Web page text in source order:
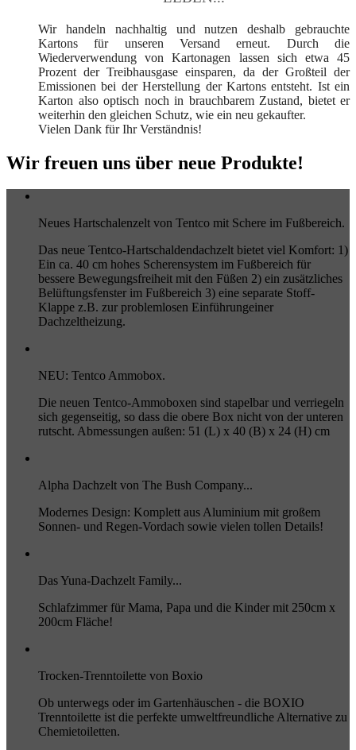
Wir handeln nachhaltig und nutzen deshalb gebrauchte
Kartons für unseren Versand erneut. Durch die
Wiederverwendung von Kartonagen lassen sich etwa 45
Prozent der Treibhausgase einsparen, da der Großteil der
Emissionen bei der Herstellung der Kartons entsteht. Ist ein
Karton also optisch noch in brauchbarem Zustand, bietet er
weiterhin den gleichen Schutz, wie ein neu gekaufter.
Vielen Dank für Ihr Verständnis!
Wir freuen uns über neue Produkte!
Neues Hartschalenzelt von Tentco mit Schere im Fußbereich.
Das neue Tentco-Hartschaldendachzelt bietet viel Komfort: 1)
Ein ca. 40 cm hohes Scherensystem im Fußbereich für
bessere Bewegungsfreiheit mit den Füßen 2) ein zusätzliches
Belüftungsfenster im Fußbereich 3) eine separate Stoff-
Klappe z.B. zur problemlosen Einführungeiner
Dachzeltheizung.
NEU: Tentco Ammobox.
Die neuen Tentco-Ammoboxen sind stapelbar und verriegeln
sich gegenseitig, so dass die obere Box nicht von der unteren
rutscht. Abmessungen außen: 51 (L) x 40 (B) x 24 (H) cm
Alpha Dachzelt von The Bush Company...
Modernes Design: Komplett aus Aluminium mit großem
Sonnen- und Regen-Vordach sowie vielen tollen Details!
Das Yuna-Dachzelt Family...
Schlafzimmer für Mama, Papa und die Kinder mit 250cm x
200cm Fläche!
Trocken-Trenntoilette von Boxio
Ob unterwegs oder im Gartenhäuschen - die BOXIO
Trenntoilette ist die perfekte umweltfreundliche Alternative zu
Chemietoiletten.